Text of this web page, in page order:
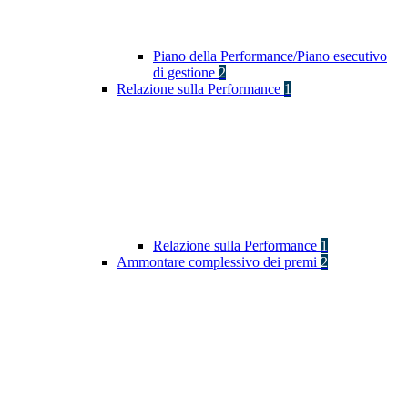
Piano della Performance/Piano esecutivo
di gestione 2
Relazione sulla Performance 1
Relazione sulla Performance 1
Ammontare complessivo dei premi 2